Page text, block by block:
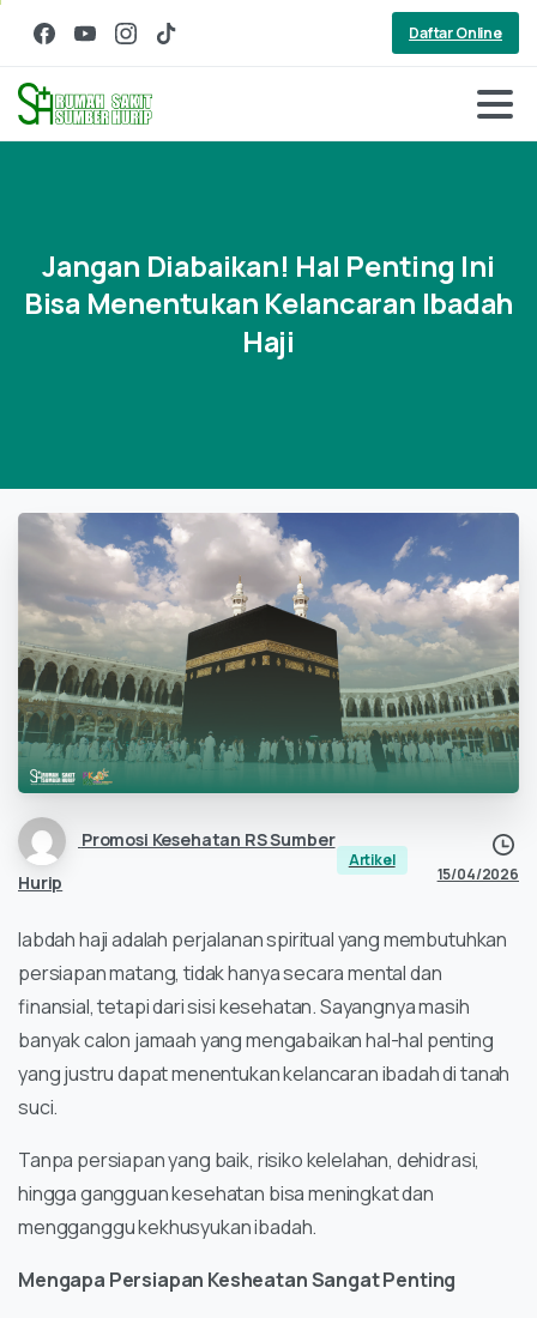
Daftar Online
Jangan Diabaikan! Hal Penting Ini
Bisa Menentukan Kelancaran Ibadah
Haji
Promosi Kesehatan RS Sumber
Hurip
Artikel
15/04/2026
Iabdah haji adalah perjalanan spiritual yang membutuhkan
persiapan matang, tidak hanya secara mental dan
finansial, tetapi dari sisi kesehatan. Sayangnya masih
banyak calon jamaah yang mengabaikan hal-hal penting
yang justru dapat menentukan kelancaran ibadah di tanah
suci.
Tanpa persiapan yang baik, risiko kelelahan, dehidrasi,
hingga gangguan kesehatan bisa meningkat dan
mengganggu kekhusyukan ibadah.
Mengapa Persiapan Kesheatan Sangat Penting